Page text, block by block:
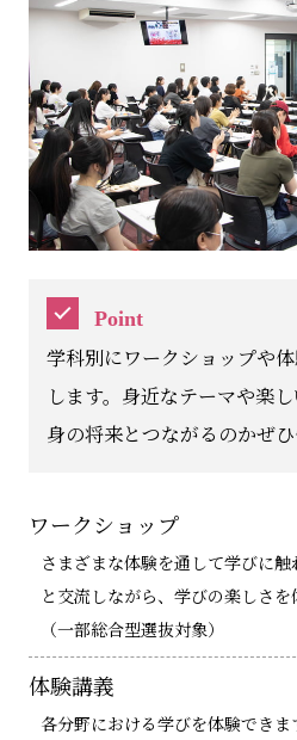
Point
学科別にワークショップや
します。身近なテーマや楽
身の将来とつながるのかぜひ
ワークショップ
さまざまな体験を通して学びに
と交流しながら、学びの楽しさを
（一部総合型選抜対象）
体験講義
各分野における学びを体験でき